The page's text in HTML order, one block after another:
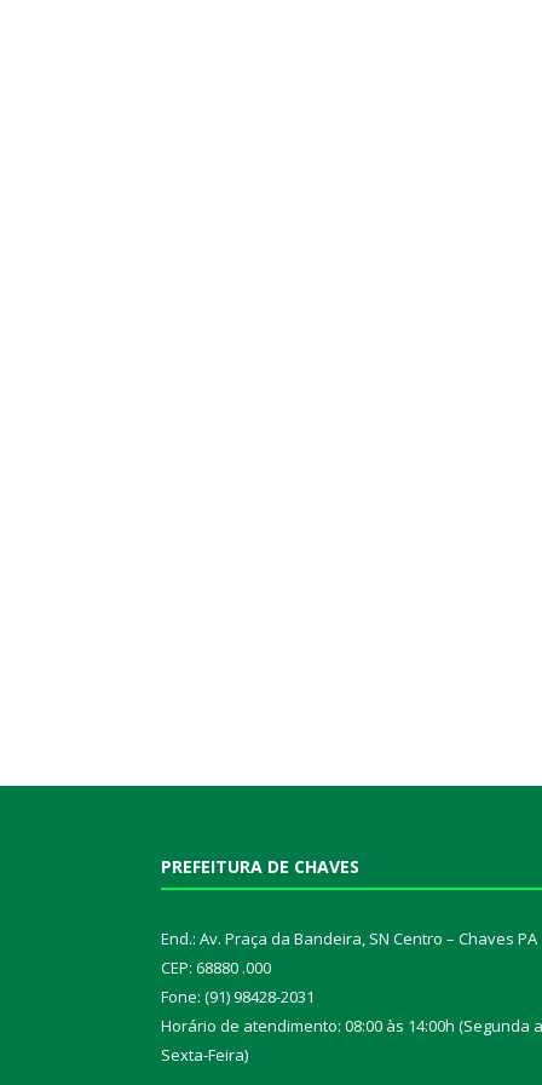
PREFEITURA DE CHAVES
End.: Av. Praça da Bandeira, SN Centro – Chaves PA
CEP: 68880 .000
Fone: (91) 98428-2031
Horário de atendimento: 08:00 às 14:00h (Segunda a
Sexta-Feira)